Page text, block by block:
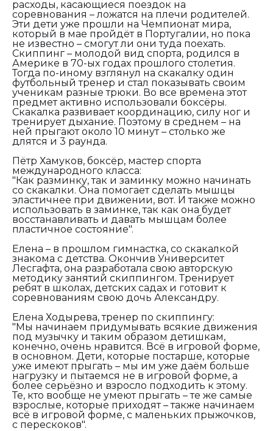
расходы, касающиеся поездок на
соревнования – ложатся на плечи родителей.
Эти дети уже прошли на Чемпионат мира,
который в мае пройдёт в Португалии, но пока
не известно – смогут ли они туда поехать.
Скиппинг – молодой вид спорта, родился в
Америке в 70-ых годах прошлого столетия.
Тогда по-иному взглянул на скакалку один
футбольный тренер и стал показывать своим
ученикам разные трюки. Во все времена этот
предмет активно использовали боксёры.
Скакалка развивает координацию, силу ног и
тренирует дыхание. Поэтому в среднем – на
ней прыгают около 10 минут – столько же
длятся и 3 раунда.
Пётр Хамуков, боксёр, мастер спорта
международного класса:
"Как разминку, так и заминку можно начинать
со скакалки. Она помогает сделать мышцы
эластичнее при движении, вот. И также можно
использовать в заминке, так как она будет
восстанавливать и давать мышцам более
пластичное состояние".
Елена – в прошлом гимнастка, со скакалкой
знакома с детства. Окончив Университет
Лесгафта, она разработала свою авторскую
методику занятий скиппингом. Тренирует
ребят в школах, детских садах и готовит к
соревнованиям свою дочь Александру.
Елена Ходырева, тренер по скиппингу:
"Мы начинаем придумывать всякие движения
под музычку и таким образом детишкам,
конечно, очень нравится. Всё в игровой форме,
в основном. Дети, которые постарше, которые
уже имеют прыгать – мы им уже даём больше
нагрузку и пытаемся не в игровой форме, а
более серьёзно и взросло подходить к этому.
Те, кто вообще не умеют прыгать – те же самые
взрослые, которые приходят – также начинаем
всё в игровой форме, с маленьких прыжочков,
с перескоков".